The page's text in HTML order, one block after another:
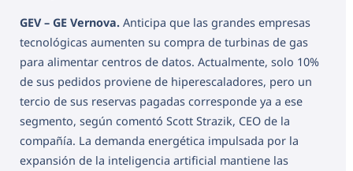
GEV – GE Vernova. Anticipa que las grandes empresas
tecnológicas aumenten su compra de turbinas de gas
para alimentar centros de datos. Actualmente, solo 10%
de sus pedidos proviene de hiperescaladores, pero un
tercio de sus reservas pagadas corresponde ya a ese
segmento, según comentó Scott Strazik, CEO de la
compañía. La demanda energética impulsada por la
expansión de la inteligencia artificial mantiene las